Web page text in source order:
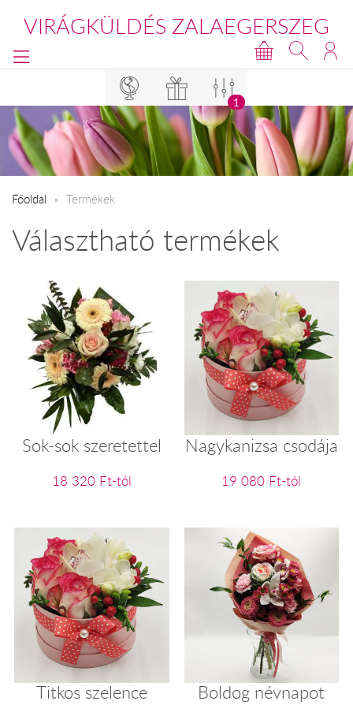
VIRÁGKÜLDÉS ZALAEGERSZEG
1
Főoldal Termékek
Választható termékek
Sok-sok szeretettel
18 320 Ft-tól
Nagykanizsa csodája
19 080 Ft-tól
Titkos szelence Boldog névnapot